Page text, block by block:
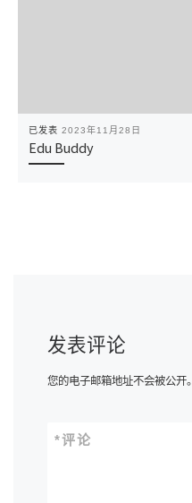
已发表 2023年11月28日
Edu Buddy
发表评论
您的电子邮箱地址不会被公开。
评论
*